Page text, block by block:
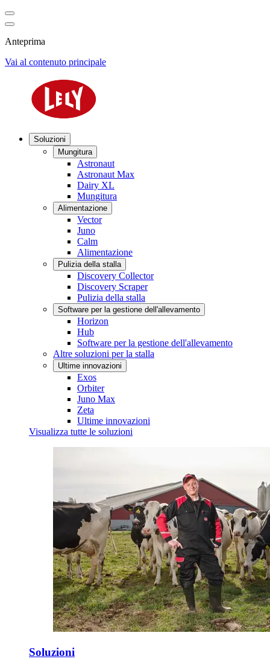
Anteprima
Vai al contenuto principale
Soluzioni
Mungitura
Astronaut
Astronaut Max
Dairy XL
Mungitura
Alimentazione
Vector
Juno
Calm
Alimentazione
Pulizia della stalla
Discovery Collector
Discovery Scraper
Pulizia della stalla
Software per la gestione dell'allevamento
Horizon
Hub
Software per la gestione dell'allevamento
Altre soluzioni per la stalla
Ultime innovazioni
Exos
Orbiter
Juno Max
Zeta
Ultime innovazioni
Visualizza tutte le soluzioni
Soluzioni